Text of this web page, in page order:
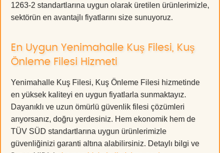
1263-2 standartlarına uygun olarak üretilen ürünlerimizle,
sektörün en avantajlı fiyatlarını size sunuyoruz.
En Uygun Yenimahalle Kuş Filesi, Kuş
Önleme Filesi Hizmeti
Yenimahalle Kuş Filesi, Kuş Önleme Filesi hizmetinde
en yüksek kaliteyi en uygun fiyatlarla sunmaktayız.
Dayanıklı ve uzun ömürlü güvenlik filesi çözümleri
arıyorsanız, doğru yerdesiniz. Hem ekonomik hem de
TÜV SÜD standartlarına uygun ürünlerimizle
güvenliğinizi garanti altına alabilirsiniz. Detaylı bilgi ve